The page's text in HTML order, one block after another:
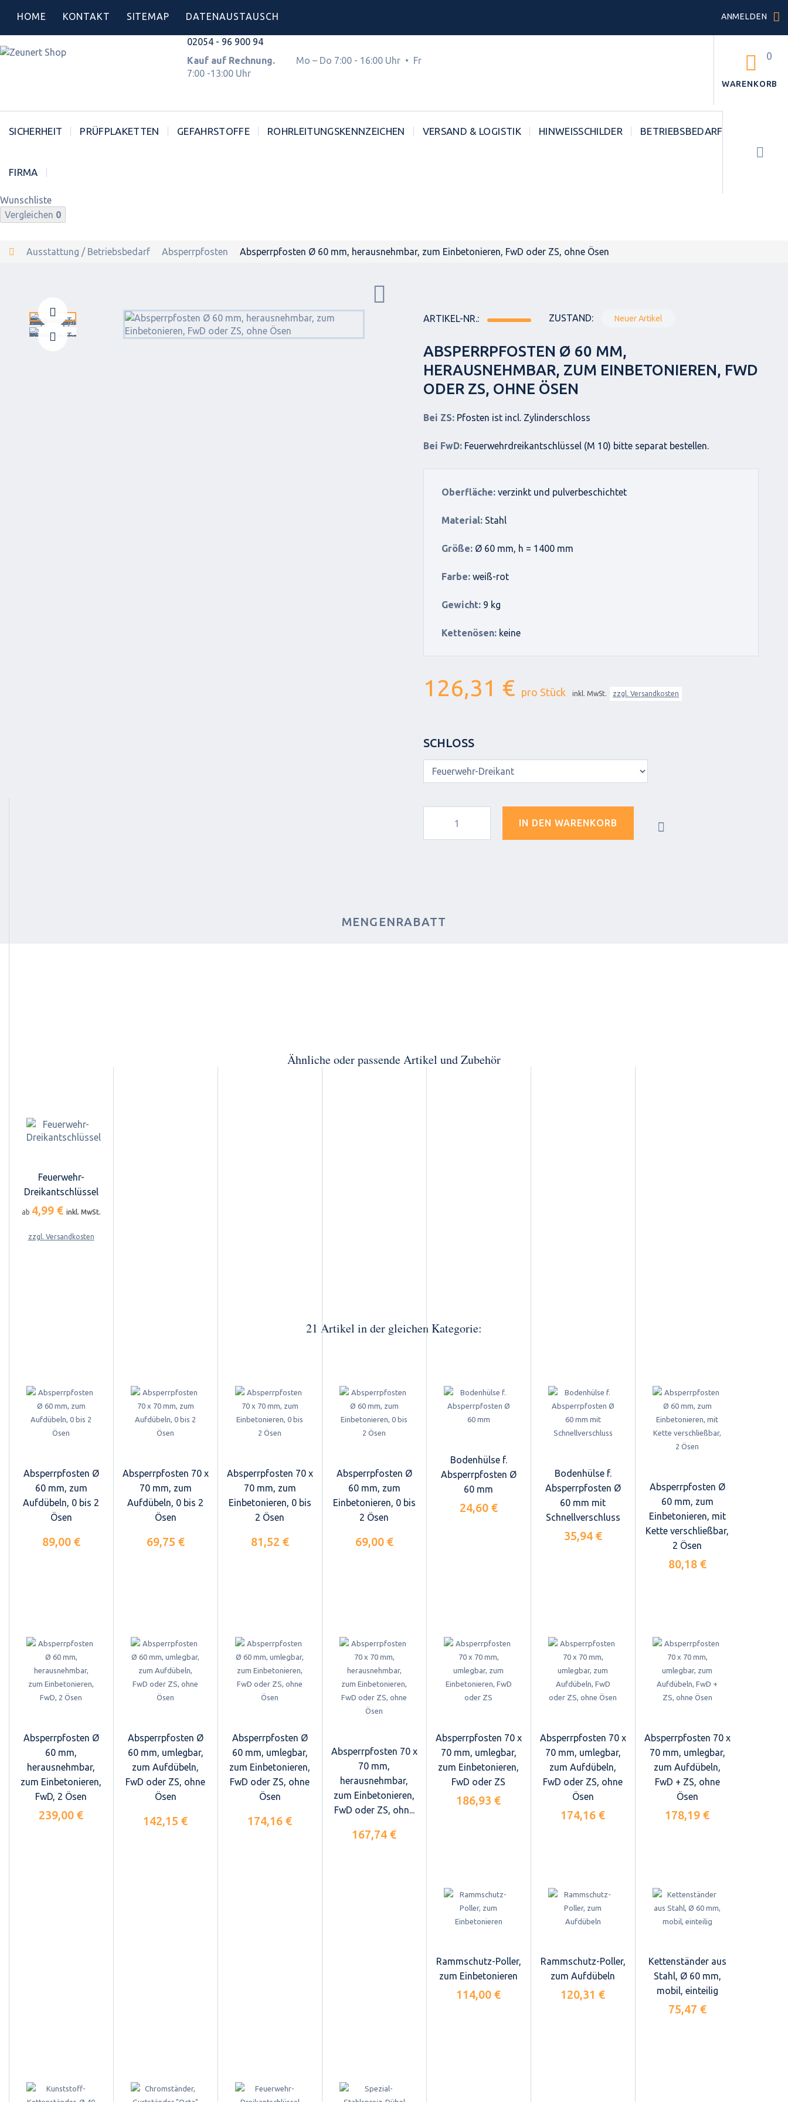
HOME KONTAKT SITEMAP DATENAUSTAUSCH ANMELDEN
WARENKORB
0
02054 - 96 900 94
Kauf auf Rechnung. Mo – Do 7:00 - 16:00 Uhr • Fr
7:00 -13:00 Uhr
SICHERHEIT PRÜFPLAKETTEN GEFAHRSTOFFE ROHRLEITUNGSKENNZEICHEN VERSAND & LOGISTIK HINWEISSCHILDER BETRIEBSBEDARF
FIRMA
Wunschliste
Vergleichen 0
Ausstattung / Betriebsbedarf Absperrpfosten Absperrpfosten Ø 60 mm, herausnehmbar, zum Einbetonieren, FwD oder ZS, ohne Ösen
Zurück
ARTIKEL-NR.: ZUSTAND: Neuer Artikel
ABSPERRPFOSTEN Ø 60 MM,
HERAUSNEHMBAR, ZUM EINBETONIEREN, FWD
ODER ZS, OHNE ÖSEN
Bei ZS: Pfosten ist incl. Zylinderschloss
Bei FwD: Feuerwehrdreikantschlüssel (M 10) bitte separat bestellen.
Oberfläche: verzinkt und pulverbeschichtet
Material: Stahl
Größe: Ø 60 mm, h = 1400 mm
Farbe: weiß-rot
Gewicht: 9 kg
Kettenösen: keine
126,31 € pro Stück inkl. MwSt. zzgl. Versandkosten
SCHLOSS
IN DEN WARENKORB
MENGENRABATT
Ähnliche oder passende Artikel und Zubehör
Feuerwehr-
Dreikantschlüssel
ab 4,99 € inkl. MwSt.
zzgl. Versandkosten
21 Artikel in der gleichen Kategorie:
Absperrpfosten Ø
60 mm, zum
Aufdübeln, 0 bis 2
Ösen
89,00 €
Absperrpfosten 70 x
70 mm, zum
Aufdübeln, 0 bis 2
Ösen
69,75 €
Absperrpfosten 70 x
70 mm, zum
Einbetonieren, 0 bis
2 Ösen
81,52 €
Absperrpfosten Ø
60 mm, zum
Einbetonieren, 0 bis
2 Ösen
69,00 €
Bodenhülse f.
Absperrpfosten Ø
60 mm
24,60 €
Bodenhülse f.
Absperrpfosten Ø
60 mm mit
Schnellverschluss
35,94 €
Absperrpfosten Ø
60 mm, zum
Einbetonieren, mit
Kette verschließbar,
2 Ösen
80,18 €
Absperrpfosten Ø
60 mm,
herausnehmbar,
zum Einbetonieren,
FwD, 2 Ösen
239,00 €
Absperrpfosten Ø
60 mm, umlegbar,
zum Aufdübeln,
FwD oder ZS, ohne
Ösen
142,15 €
Absperrpfosten Ø
60 mm, umlegbar,
zum Einbetonieren,
FwD oder ZS, ohne
Ösen
174,16 €
Absperrpfosten 70 x
70 mm,
herausnehmbar,
zum Einbetonieren,
FwD oder ZS, ohn...
167,74 €
Absperrpfosten 70 x
70 mm, umlegbar,
zum Einbetonieren,
FwD oder ZS
186,93 €
Absperrpfosten 70 x
70 mm, umlegbar,
zum Aufdübeln,
FwD oder ZS, ohne
Ösen
174,16 €
Absperrpfosten 70 x
70 mm, umlegbar,
zum Aufdübeln,
FwD + ZS, ohne
Ösen
178,19 €
Rammschutz-Poller,
zum Einbetonieren
114,00 €
Rammschutz-Poller,
zum Aufdübeln
120,31 €
Kettenständer aus
Stahl, Ø 60 mm,
mobil, einteilig
75,47 €